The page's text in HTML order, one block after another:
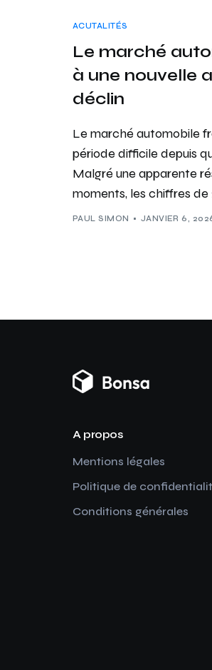
ACUTALITÉS
Le marché
à une nouvelle
déclin
Le marché automobile
période difficile depuis
Malgré une apparente
moments, les chiffres de
PAUL SIMON JANVIER 6,
A propos
Mentions légales
Politique de
Conditions générales